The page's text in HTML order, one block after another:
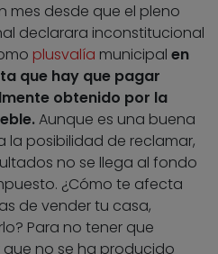
mes desde que el pleno
declarara inconstitucional
plusvalía municipal en
que hay que pagar
obtenido por la
Aunque es una buena
la posibilidad de reclamar,
no se llega al fondo
¿Cómo te afecta
de vender tu casa,
Para no tener que
no se ha producido